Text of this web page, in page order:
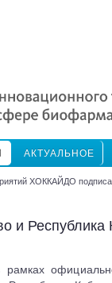
АКТУАЛЬНОЕ
ХОККАЙДО
и